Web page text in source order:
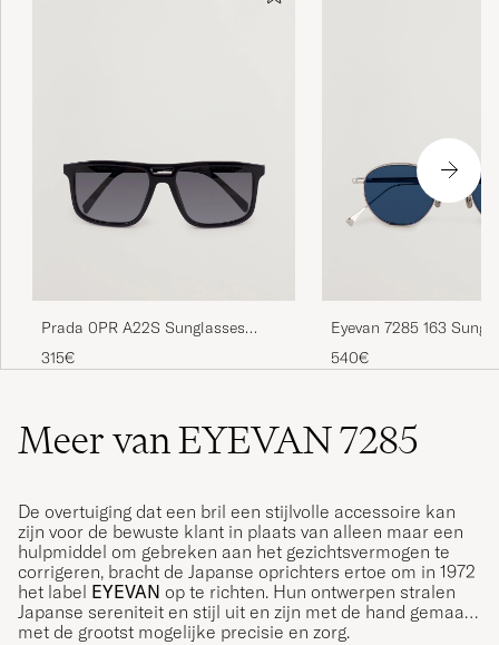
Prada 0PR A22S Sunglasses
Black
315€
Eyevan 7285 163
540€
Meer van EYEVAN 7285
De overtuiging dat een bril een stijlvolle accessoire kan
zijn voor de bewuste klant in plaats van alleen maar een
hulpmiddel om gebreken aan het gezichtsvermogen te
corrigeren, bracht de Japanse oprichters ertoe om in 1972
het label EYEVAN op te richten. Hun ontwerpen stralen
Japanse sereniteit en stijl uit en zijn met de hand gemaakt
met de grootst mogelijke precisie en zorg.